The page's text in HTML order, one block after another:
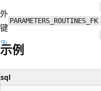
外
键
PARAMETERS_ROUTINES_FK
示例
sql